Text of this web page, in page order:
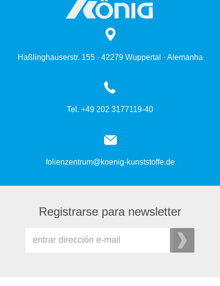
Haßlinghauserstr. 155 · 42279 Wuppertal · Alemanha
Tel. +49 202 3177119-40
folienzentrum@koenig-kunststoffe.de
Registrarse para newsletter